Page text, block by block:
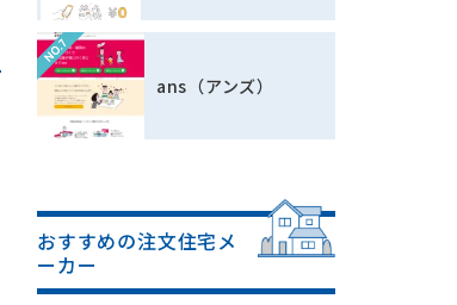
ans（アンズ）
おすすめの注文住宅メ
ーカー